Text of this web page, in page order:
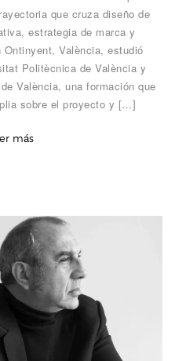
que cruza diseño de
estrategia de marca y
València, estudió
Politècnica de València y
València, una formación que
sobre el proyecto y […]
más